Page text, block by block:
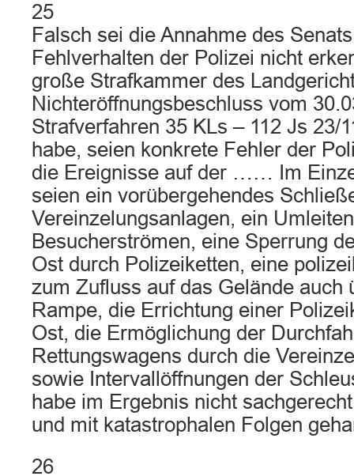
25
Falsch sei die Annahme des
Fehlverhalten der Polizei nicht
große Strafkammer des
Nichteröffnungsbeschluss vom
Strafverfahren 35 KLs – 112 Js 23/
habe, seien konkrete Fehler der
die Ereignisse auf der …… Im
seien ein vorübergehendes
Vereinzelungsanlagen, ein
Besucherströmen, eine Sperrung
Ost durch Polizeiketten, eine
zum Zufluss auf das Gelände auch
Rampe, die Errichtung einer
Ost, die Ermöglichung der
Rettungswagens durch die
sowie Intervallöffnungen der
habe im Ergebnis nicht
und mit katastrophalen Folgen
26